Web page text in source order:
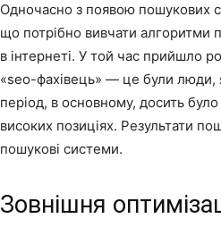
Одночасно з появою пошукових
що потрібно вивчати алгоритми
в інтернеті. У той час прийшло
«seo-фахівець» — це були люди,
період, в основному, досить
високих позиціях. Результати
пошукові системи.
Зовнішня